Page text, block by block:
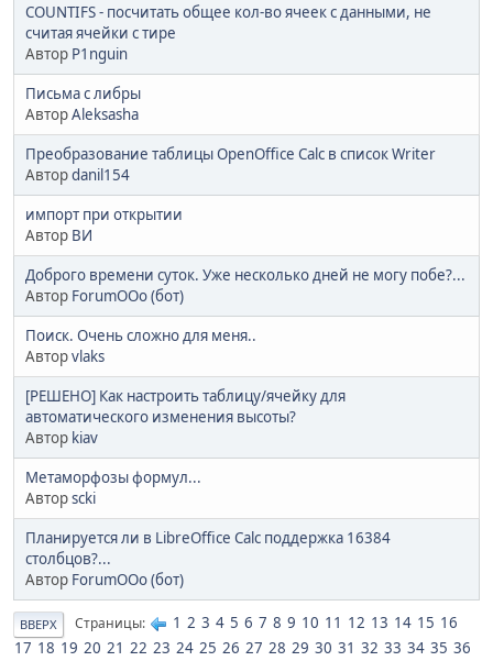
COUNTIFS - посчитать общее кол-во ячеек с данными, не
считая ячейки с тире
Автор P1nguin
Письма с либры
АвторAleksasha
Преобразование таблицы OpenOffice Calc в список Writer
Авторdanil154
импорт при открытии
Автор ВИ
Доброго времени суток. Уже несколько дней не могу побе?...
Автор ForumOOo (бот)
Поиск. Очень сложно для меня..
Авторvlaks
[РЕШЕНО] Как настроить таблицу/ячейку для
автоматического изменения высоты?
Автор kiav
Метаморфозы формул...
Авторscki
Планируется ли в LibreOffice Calc поддержка 16384
столбцов?...
Автор ForumOOo (бот)
ВВЕРХ Страницы 1 2 3 4 5 6 7 8 9 10 11 12 13 14 15 16
17 18 19 20 21 22 23 24 25 26 27 28 29 30 31 32 33 34 35 36